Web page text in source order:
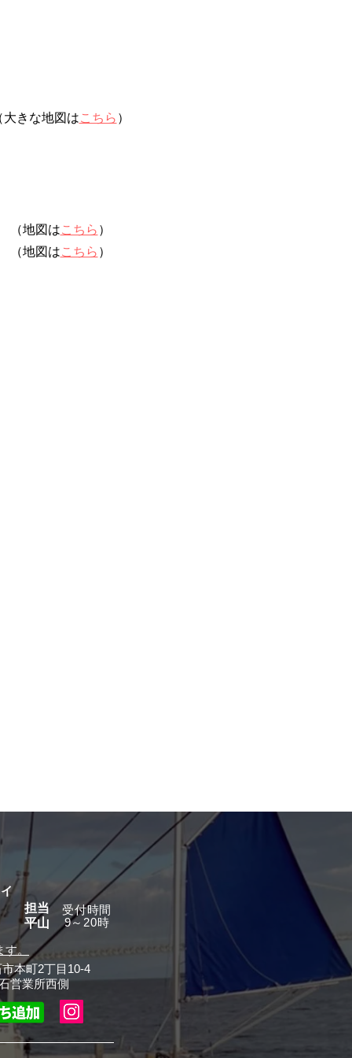
大きな地図はこちら ）
（地図はこちら ）
（地図はこちら ）
担当
平山
​受付時間
9～20時
。
本町2丁目10-4
営業所西側